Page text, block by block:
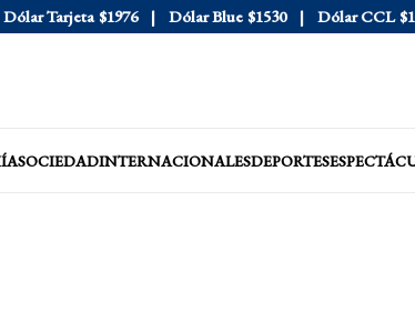
Tarjeta $1976 Dólar Blue $1530 Dólar CCL
SOCIEDADINTERNACIONALESDEPORTES